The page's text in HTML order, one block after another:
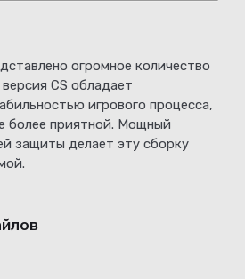
огромное количество
CS обладает
игрового процесса,
более приятной. Мощный
защиты делает эту сборку